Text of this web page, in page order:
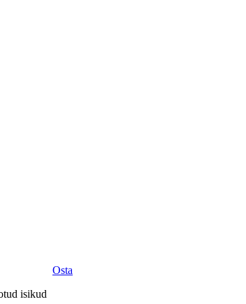
isikud
Osta